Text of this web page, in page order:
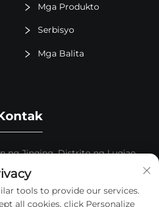
Mga Produkto
Serbisyo
Mga Balita
ng Jinqing, Distrito ng Luqiao,
tools to provide our services.
all cookies, click Personalize